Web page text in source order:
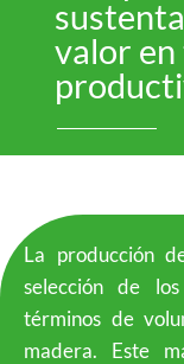
valor en
La producción
selección de
términos de
madera. Este